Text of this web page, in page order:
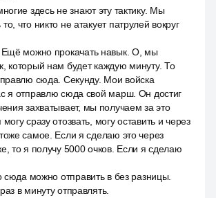
здесь не знают эту тактику. Мы
что никто не атакует патрулей вокруг
Ещё можно прокачать навык. О, мы
который нам будет каждую минуту. То
сюда. Секунду. Мои войска
я отправлю сюда свой марш. Он достиг
захватывает, мы получаем за это
сразу отозвать, могу оставить и через
самое. Если я сделаю это через
то я получу 5000 очков. Если я сделаю
сюда можно отправить в без разницы.
в минуту отправлять.